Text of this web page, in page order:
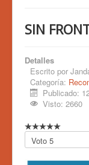
BIBLIOWEB
EDITORIAL
QUIÉNES
SECCIONES
SIN
Detalles
Escrito por
Categoría:
Publicado:
Visto: 2660
R
a
t
Por
favor,
vote